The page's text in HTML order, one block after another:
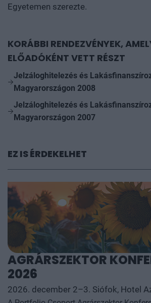
Egyetemen szerezte.
KORÁBBI RENDEZVÉNYEK,
ELŐADÓKÉNT VETT RÉSZT
Jelzáloghitelezés és
Magyarországon 2008
Jelzáloghitelezés és
Magyarországon 2007
EZ IS ÉRDEKELHET
AGRÁRSZEKTOR
2026
2026. december 2–3. Siófok, Hotel